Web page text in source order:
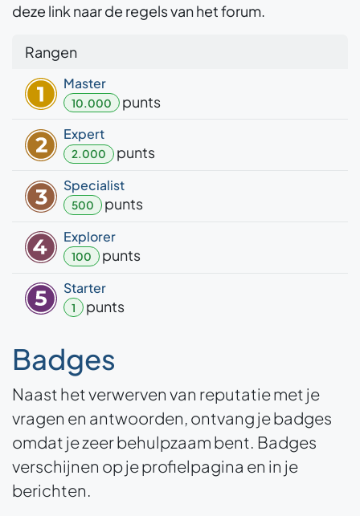
deze link naar de regels van het forum.
Rangen
Master
10.000 punts
Expert
2.000 punts
Specialist
500 punts
Explorer
100 punts
Starter
1 punts
Badges
Naast het verwerven van reputatie met je
vragen en antwoorden, ontvang je badges
omdat je zeer behulpzaam bent. Badges
verschijnen op je profielpagina en in je
berichten.